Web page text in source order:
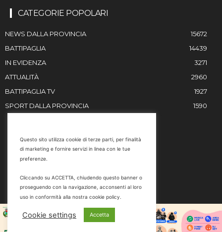
CATEGORIE POPOLARI
NEWS DALLA PROVINCIA
15672
BATTIPAGLIA
14439
IN EVIDENZA
3271
ATTUALITÀ
2960
BATTIPAGLIA TV
1927
SPORT DALLA PROVINCIA
1590
Email
marketing@battipaglia1929.it
carminegaldi@virgilio.it
Questo sito utilizza cookie di terze parti, per finalità
di marketing e fornire servizi in linea con le tue
preferenze.
Cliccando su ACCETTA, chiudendo questo banner o
proseguendo con la navigazione, acconsenti al loro
uso in conformità alla nostra cookie policy.
Cookie settings Accetta